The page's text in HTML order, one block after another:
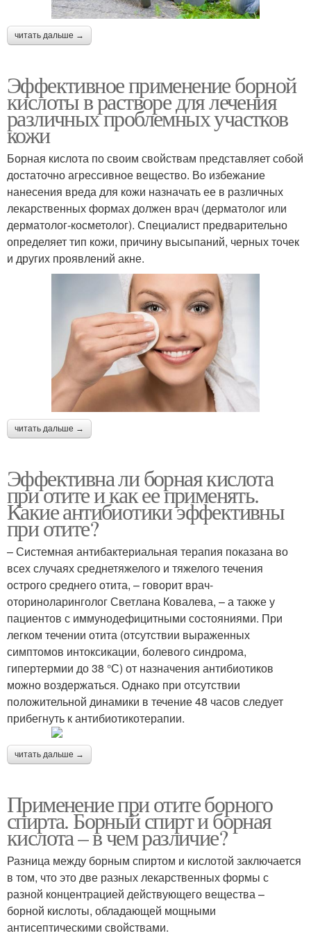
читать дальше →
Эффективное применение борной
кислоты в растворе для лечения
различных проблемных участков
кожи
Борная кислота по своим свойствам представляет собой
достаточно агрессивное вещество. Во избежание
нанесения вреда для кожи назначать ее в различных
лекарственных формах должен врач (дерматолог или
дерматолог-косметолог). Специалист предварительно
определяет тип кожи, причину высыпаний, черных точек
и других проявлений акне.
читать дальше →
Эффективна ли борная кислота
при отите и как ее применять.
Какие антибиотики эффективны
при отите?
– Системная антибактериальная терапия показана во
всех случаях среднетяжелого и тяжелого течения
острого среднего отита, – говорит врач-
оториноларинголог Светлана Ковалева, – а также у
пациентов с иммунодефицитными состояниями. При
легком течении отита (отсутствии выраженных
симптомов интоксикации, болевого синдрома,
гипертермии до 38 °С) от назначения антибиотиков
можно воздержаться. Однако при отсутствии
положительной динамики в течение 48 часов следует
прибегнуть к антибиотикотерапии.
читать дальше →
Применение при отите борного
спирта. Борный спирт и борная
кислота – в чем различие?
Разница между борным спиртом и кислотой заключается
в том, что это две разных лекарственных формы с
разной концентрацией действующего вещества –
борной кислоты, обладающей мощными
антисептическими свойствами.